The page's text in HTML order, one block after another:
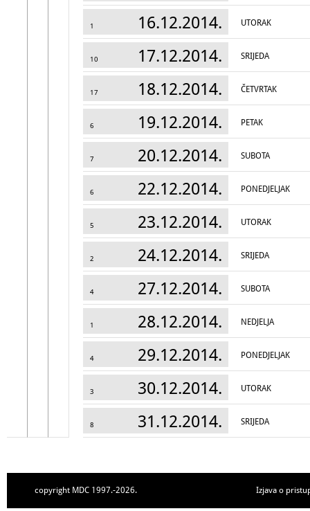
1 16.12.2014. UTORAK
10 17.12.2014. SRIJEDA
17 18.12.2014. ČETVRTAK
6 19.12.2014. PETAK
7 20.12.2014. SUBOTA
6 22.12.2014. PONEDJELJAK
5 23.12.2014. UTORAK
2 24.12.2014. SRIJEDA
4 27.12.2014. SUBOTA
1 28.12.2014. NEDJELJA
4 29.12.2014. PONEDJELJAK
3 30.12.2014. UTORAK
8 31.12.2014. SRIJEDA
copyright MDC 1997.-2026. Izjava o